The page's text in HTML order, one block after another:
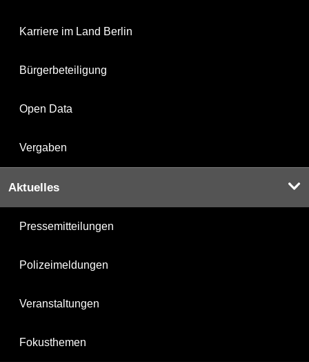
Karriere im Land Berlin
Bürgerbeteiligung
Open Data
Vergaben
Aktuelles
Pressemitteilungen
Polizeimeldungen
Veranstaltungen
Fokusthemen